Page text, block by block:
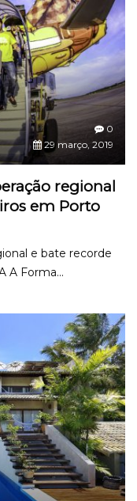
0
29 março, 2019
regional
em Porto
e bate recorde
A Forma...